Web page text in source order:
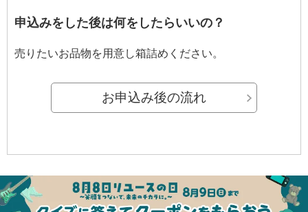
申込みをした後は何をしたらいいの？
売りたいお品物を用意し箱詰めください。
お申込み後の流れ